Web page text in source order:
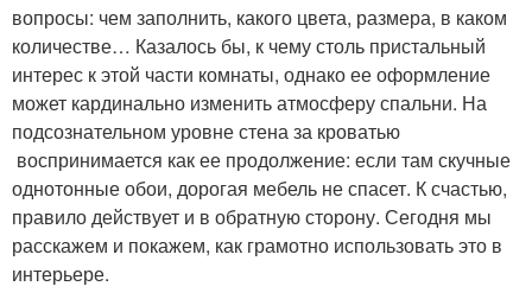
вопросы: чем заполнить, какого цвета, размера, в каком
количестве… Казалось бы, к чему столь пристальный
интерес к этой части комнаты, однако ее оформление
может кардинально изменить атмосферу спальни. На
подсознательном уровне стена за кроватью
воспринимается как ее продолжение: если там скучные
однотонные обои, дорогая мебель не спасет. К счастью,
правило действует и в обратную сторону. Сегодня мы
расскажем и покажем, как грамотно использовать это в
интерьере.